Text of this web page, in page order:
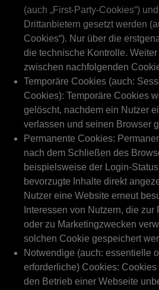
(auch „First-Party-Cookies“)
Drittanbietern gesetzt werden
Cookies“). Nur über die
die technische Kontrolle.
zwischen nachfolgenden
Temporäre Cookies (auch:
Cookies): Temporäre Cookies
gelöscht, nachdem ein Nutzer
verlassen und seinen Browser
Permanente Cookies:
nach dem Schließen des
beispielsweise der Login-
bevorzugte Inhalte direkt
Nutzer eine Website erneut
Interessen von Nutzern, die
oder zu Marketingzwecken
solchen Cookie gespeichert
Notwendige (auch: essentielle
erforderliche) Cookies:
den Betrieb einer Webseite